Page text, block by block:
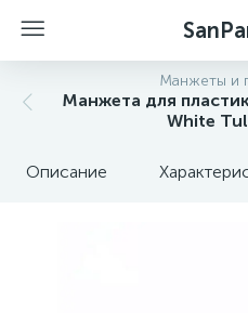
Манжеты и
Манжета для
White
Описание